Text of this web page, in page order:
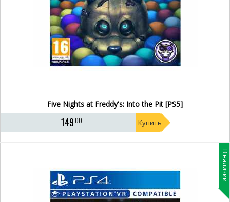
Five Nights at Freddy's: Into the Pit [PS5]
14900 Купить
В наличии